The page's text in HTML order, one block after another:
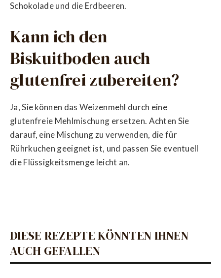
Schokolade und die Erdbeeren.
Kann ich den
Biskuitboden auch
glutenfrei zubereiten?
Ja, Sie können das Weizenmehl durch eine
glutenfreie Mehlmischung ersetzen. Achten Sie
darauf, eine Mischung zu verwenden, die für
Rührkuchen geeignet ist, und passen Sie eventuell
die Flüssigkeitsmenge leicht an.
DIESE REZEPTE KÖNNTEN IHNEN
AUCH GEFALLEN